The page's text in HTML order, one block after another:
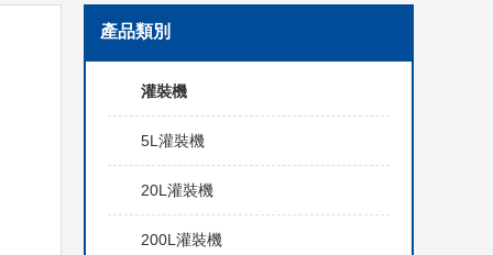
產品類別
灌裝機
5L灌裝機
20L灌裝機
200L灌裝機